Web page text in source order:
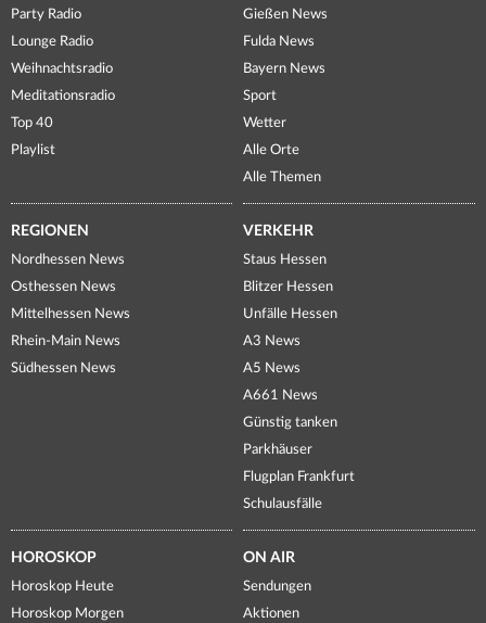
Party Radio
Lounge Radio
Weihnachtsradio
Meditationsradio
Top 40
Playlist
Gießen News
Fulda News
Bayern News
Sport
Wetter
Alle Orte
Alle Themen
REGIONEN
Nordhessen News
Osthessen News
Mittelhessen News
Rhein-Main News
Südhessen News
VERKEHR
Staus Hessen
Blitzer Hessen
Unfälle Hessen
A3 News
A5 News
A661 News
Günstig tanken
Parkhäuser
Flugplan Frankfurt
Schulausfälle
HOROSKOP
Horoskop Heute
Horoskop Morgen
ON AIR
Sendungen
Aktionen